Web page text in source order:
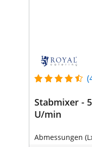
Stabmixer -
U/min
Abmessungen